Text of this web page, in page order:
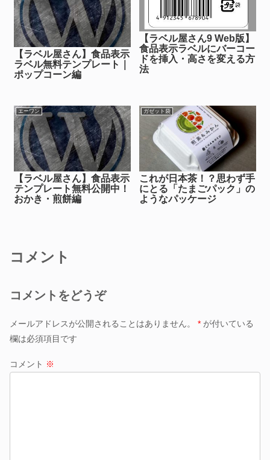
【ラベル屋さん】食品表示
ラベル無料テンプレート｜
ポップコーン編
【ラベル屋さん9 Web版】
食品表示ラベルにバーコー
ドを挿入・高さを変える方
法
エーワン
【ラベル屋さん】食品表示
テンプレート無料公開中！
おかき・煎餅編
ガゼット袋
これが日本茶！？思わず手
にとる「たまごパック」の
ようなパッケージ
コメント
コメントをどうぞ
メールアドレスが公開されることはありません。 * が付いている
欄は必須項目です
コメント ※